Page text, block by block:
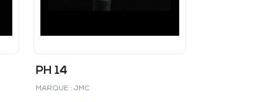
PH 14
MARQUE : JMC